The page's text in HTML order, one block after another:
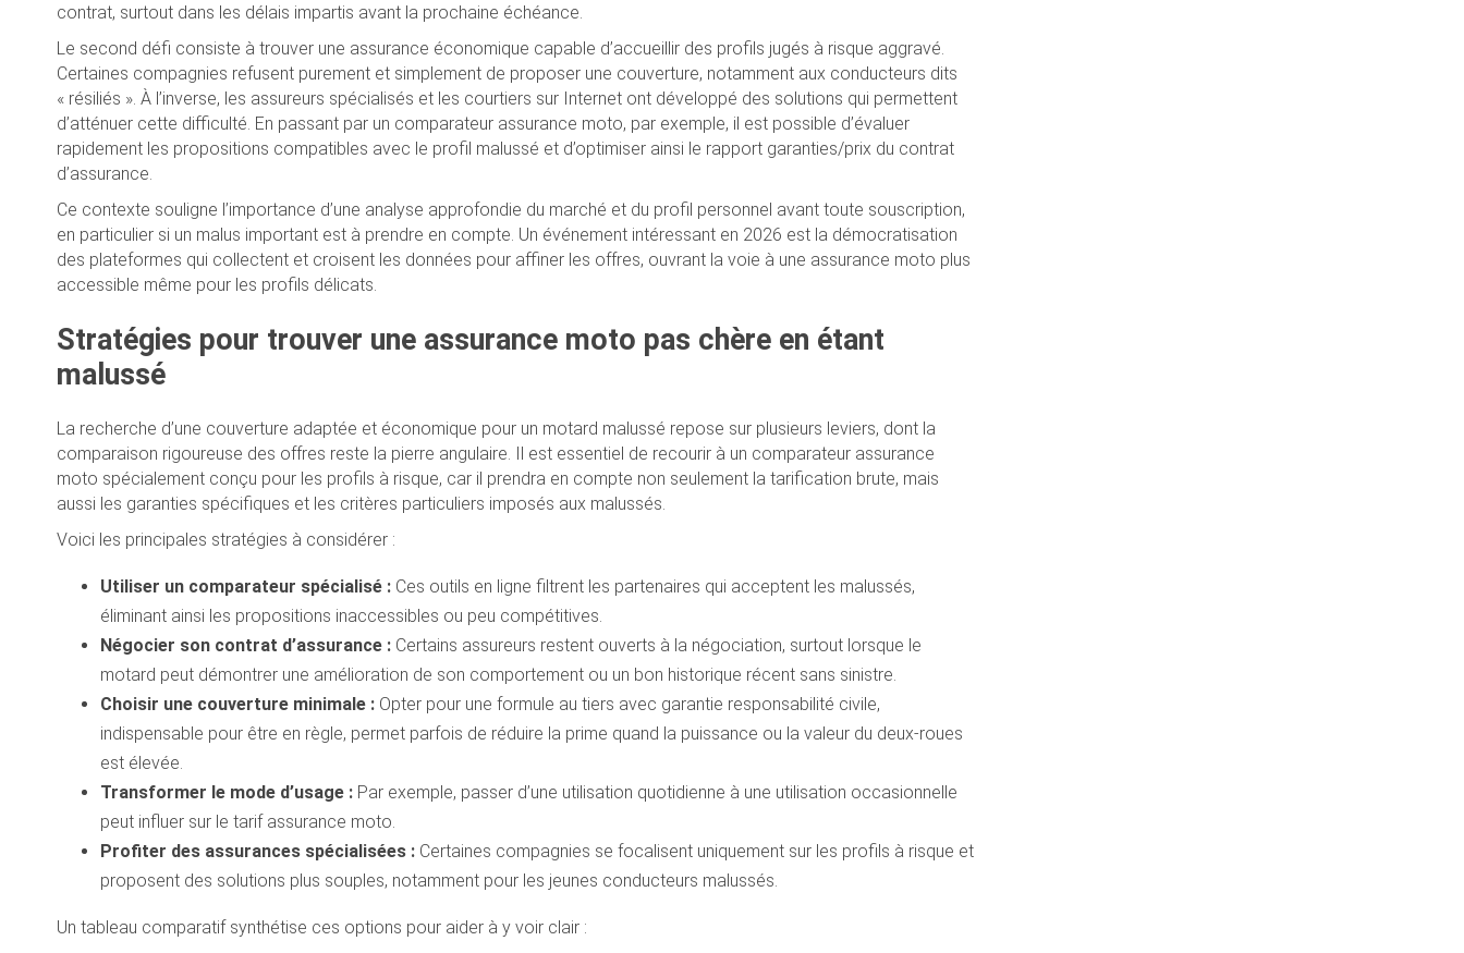
contrat, surtout dans les délais impartis avant la prochaine échéance.
Le second défi consiste à trouver une assurance économique capable d’accueillir des profils jugés à risque aggravé.
Certaines compagnies refusent purement et simplement de proposer une couverture, notamment aux conducteurs dits
« résiliés ». À l’inverse, les assureurs spécialisés et les courtiers sur Internet ont développé des solutions qui permettent
d’atténuer cette difficulté. En passant par un comparateur assurance moto, par exemple, il est possible d’évaluer
rapidement les propositions compatibles avec le profil malussé et d’optimiser ainsi le rapport garanties/prix du contrat
d’assurance.
Ce contexte souligne l’importance d’une analyse approfondie du marché et du profil personnel avant toute souscription,
en particulier si un malus important est à prendre en compte. Un événement intéressant en 2026 est la démocratisation
des plateformes qui collectent et croisent les données pour affiner les offres, ouvrant la voie à une assurance moto plus
accessible même pour les profils délicats.
Stratégies pour trouver une assurance moto pas chère en étant
malussé
La recherche d’une couverture adaptée et économique pour un motard malussé repose sur plusieurs leviers, dont la
comparaison rigoureuse des offres reste la pierre angulaire. Il est essentiel de recourir à un comparateur assurance
moto spécialement conçu pour les profils à risque, car il prendra en compte non seulement la tarification brute, mais
aussi les garanties spécifiques et les critères particuliers imposés aux malussés.
Voici les principales stratégies à considérer :
Utiliser un comparateur spécialisé : Ces outils en ligne filtrent les partenaires qui acceptent les malussés,
éliminant ainsi les propositions inaccessibles ou peu compétitives.
Négocier son contrat d’assurance : Certains assureurs restent ouverts à la négociation, surtout lorsque le
motard peut démontrer une amélioration de son comportement ou un bon historique récent sans sinistre.
Choisir une couverture minimale : Opter pour une formule au tiers avec garantie responsabilité civile,
indispensable pour être en règle, permet parfois de réduire la prime quand la puissance ou la valeur du deux-roues
est élevée.
Transformer le mode d’usage : Par exemple, passer d’une utilisation quotidienne à une utilisation occasionnelle
peut influer sur le tarif assurance moto.
Profiter des assurances spécialisées : Certaines compagnies se focalisent uniquement sur les profils à risque et
proposent des solutions plus souples, notamment pour les jeunes conducteurs malussés.
Un tableau comparatif synthétise ces options pour aider à y voir clair :